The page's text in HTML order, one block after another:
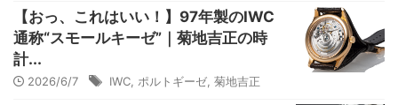
【おっ、これはいい！】97年製のIWC
通称“スモールキーゼ”｜菊地吉正の時
計...
2026/6/7 IWC ポルトギーゼ 菊地吉正